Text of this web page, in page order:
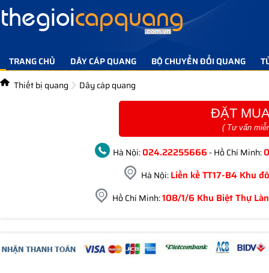
TRANG CHỦ DÂY CÁP QUANG BỘ CHUYỂN ĐỔI QUANG
TIN TỨC GIẢI PHÁP
LIÊN HỆ
Thiết bị quang Dây cáp quang
ĐẶT
( Tư vấn
Hà Nội:024.22255666 - Hồ Chí Minh:
Hà Nội:Liền kề TT17-B4 Khu
Hồ Chí Minh:108/1/6 Khu Biệt Thự